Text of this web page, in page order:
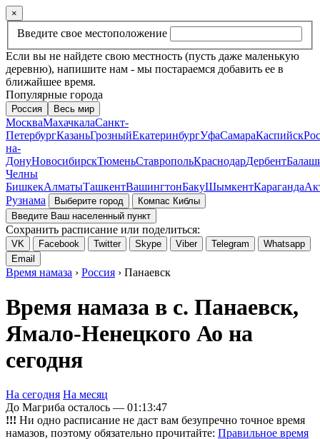
×
Введите свое местоположение
Если вы не найдете свою местность (пусть даже маленькую
деревню), напишите нам - мы постараемся добавить ее в
ближайшее время.
Популярные города
Россия Весь мир
МоскваМахачкалаСанкт-
ПетербургКазаньГрозныйЕкатеринбургУфаСамараКаспийск
на-
ДонуНовосибирскТюменьСтавропольКраснодарДербент
Челны
БишкекАлматыТашкентВашингтонБакуШымкентКараганда
Рузнама
Выберите город
Компас Киблы
Введите Ваш населенный пункт
Сохранить расписание или поделиться:
VK Facebook Twitter Skype Viber Telegram
Whatsapp
Email
Время намаза › Россия › Панаевск
Время намаза в с. Панаевск,
Ямало-Ненецкого Ао на
сегодня
На сегодня На месяц
До Магриба осталось — 01:13:47
!!! Ни одно расписание не даст вам безупречно точное время
намазов, поэтому обязательно прочитайте: Правильное время